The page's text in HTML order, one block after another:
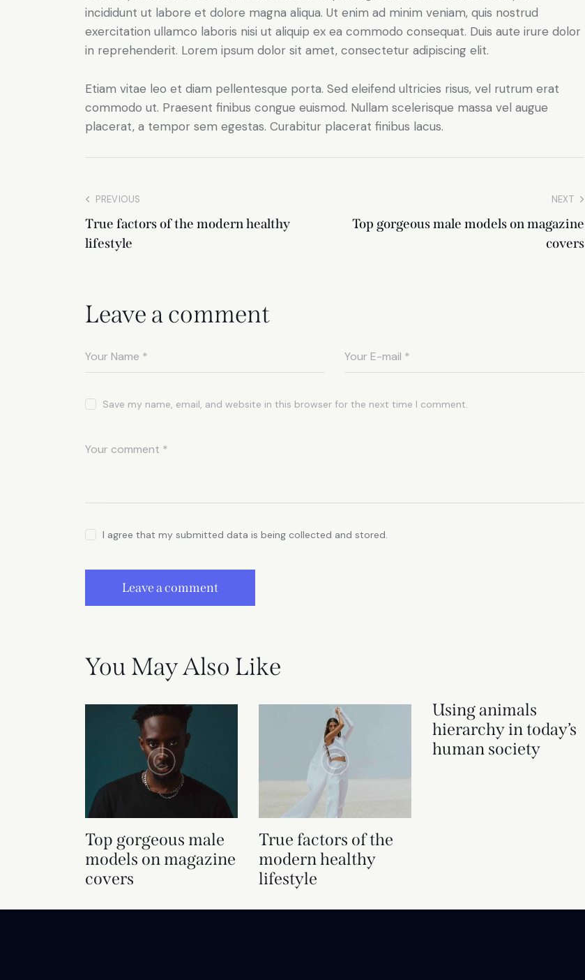
incididunt ut labore et dolore magna aliqua. Ut enim ad minim veniam, quis nostrud
exercitation ullamco laboris nisi ut aliquip ex ea commodo consequat. Duis aute irure dolor
in reprehenderit. Lorem ipsum dolor sit amet, consectetur adipiscing elit.
Etiam vitae leo et diam pellentesque porta. Sed eleifend ultricies risus, vel rutrum erat
commodo ut. Praesent finibus congue euismod. Nullam scelerisque massa vel augue
placerat, a tempor sem egestas. Curabitur placerat finibus lacus.
PREVIOUS
True factors of the modern healthy
lifestyle
NEXT
Top gorgeous male models on magazine
covers
Leave a comment
Save my name, email, and website in this browser for the next time I comment.
I agree that my submitted data is being collected and stored.
You May Also Like
Top gorgeous male
models on magazine
covers
True factors of the
modern healthy
lifestyle
Using animals
hierarchy in today’s
human society